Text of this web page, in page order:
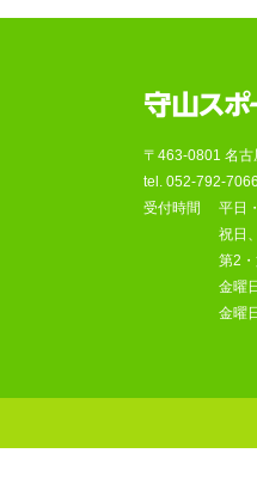
〒463-0801 名
tel. 052-792-7066
受付時間
平日
祝日
第2
金曜
金曜